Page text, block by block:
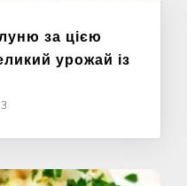
за цією
урожай із